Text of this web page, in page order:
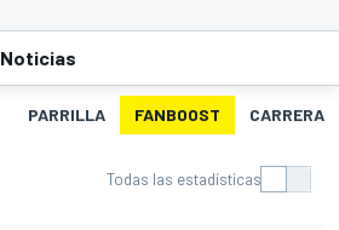
Noticias
PARRILLA FANBOOST CARRERA
Todas las estadísticas